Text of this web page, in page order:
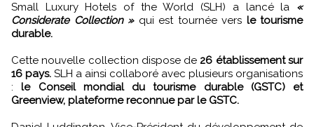
Small Luxury Hotels of the World (SLH) a lancé la «
Considerate Collection »qui est tournée vers le tourisme
durable.
Cette nouvelle collection dispose de 26 établissement sur
16 pays. SLH a ainsi collaboré avec plusieurs organisations
:le Conseil mondial du tourisme durable (GSTC) et
Greenview, plateforme reconnue par le GSTC.